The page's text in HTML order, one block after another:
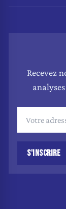
Recevez
S'INSCRIRE